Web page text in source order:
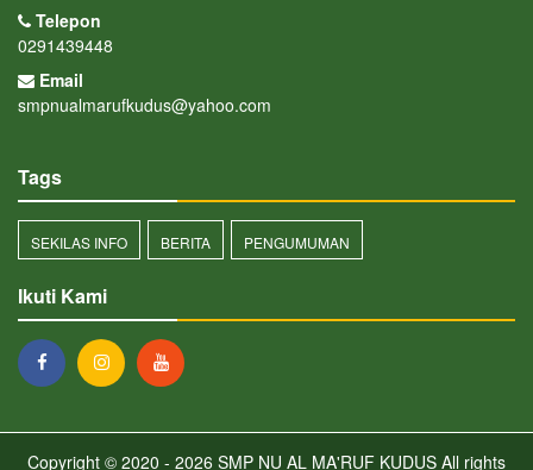
Telepon
0291439448
Email
smpnualmarufkudus@yahoo.com
Tags
SEKILAS INFO BERITA PENGUMUMAN
Ikuti Kami
Copyright © 2020 - 2026 SMP NU AL MA'RUF KUDUS All rights